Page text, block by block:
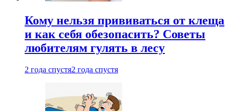
Кому нельзя прививаться от клеща
и как себя обезопасить? Советы
любителям гулять в лесу
2 года спустя2 года спустя